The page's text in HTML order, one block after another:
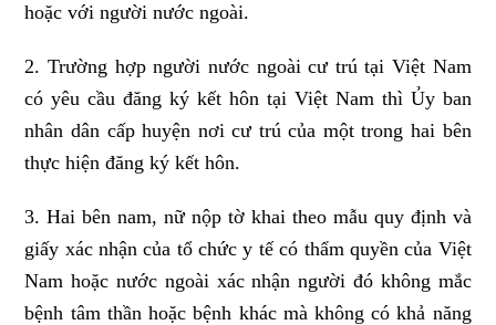
hoặc với người nước ngoài.
2. Trường hợp người nước ngoài cư trú tại Việt Nam
có yêu cầu đăng ký kết hôn tại Việt Nam thì Ủy ban
nhân dân cấp huyện nơi cư trú của một trong hai bên
thực hiện đăng ký kết hôn.
3. Hai bên nam, nữ nộp tờ khai theo mẫu quy định và
giấy xác nhận của tổ chức y tế có thẩm quyền của Việt
Nam hoặc nước ngoài xác nhận người đó không mắc
bệnh tâm thần hoặc bệnh khác mà không có khả năng